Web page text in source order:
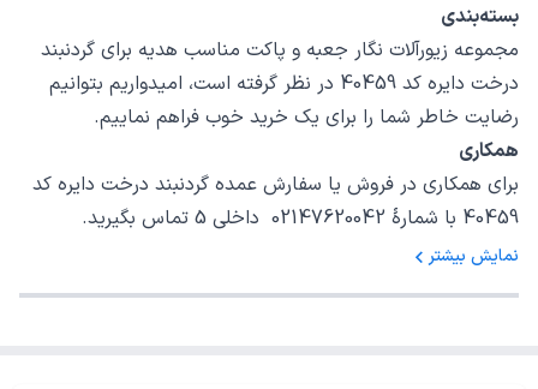
بسته‌بندی
مجموعه زیورآلات نگار جعبه و پاکت مناسب هدیه برای گردنبند
درخت دایره کد 40459 در نظر گرفته است، امیدواریم بتوانیم
رضایت خاطر شما را برای یک خرید خوب فراهم نماییم.
همکاری
برای همکاری در فروش یا سفارش عمده گردنبند درخت دایره کد
40459 با شمارهٔ 02147620042 داخلی 5 تماس بگیرید.
نمایش بیشتر